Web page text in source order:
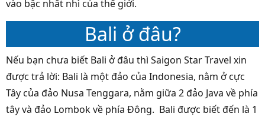
vào bậc nhất nhì của thế giới.
Bali ở đâu?
Nếu bạn chưa biết Bali ở đâu thì Saigon Star Travel xin
được trả lời: Bali là một đảo của Indonesia, nằm ở cực
Tây của đảo Nusa Tenggara, nằm giữa 2 đảo Java về phía
tây và đảo Lombok về phía Đông. Bali được biết đến là 1